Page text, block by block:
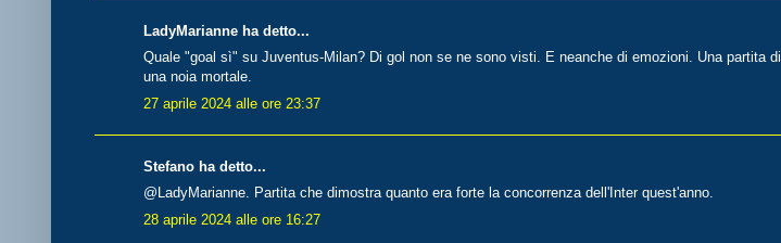
LadyMarianne ha detto...
Quale "goal sì" su Juventus-Milan? Di gol non se ne sono visti. E neanche di emozioni. Una partita di
una noia mortale.
27 aprile 2024 alle ore 23:37
Stefano ha detto...
@LadyMarianne. Partita che dimostra quanto era forte la concorrenza dell'Inter quest'anno.
28 aprile 2024 alle ore 16:27